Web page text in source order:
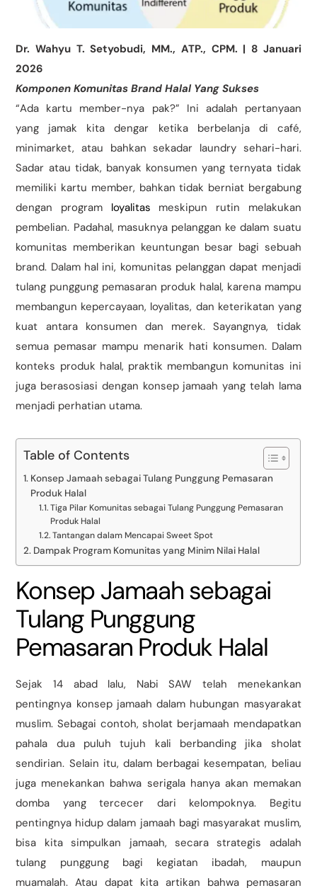
Dr. Wahyu T. Setyobudi, MM., ATP., CPM. | 8 Januari
2026
Komponen Komunitas Brand Halal Yang Sukses
“Ada kartu member-nya pak?” Ini adalah pertanyaan
yang jamak kita dengar ketika berbelanja di café,
minimarket, atau bahkan sekadar laundry sehari-hari.
Sadar atau tidak, banyak konsumen yang ternyata tidak
memiliki kartu member, bahkan tidak berniat bergabung
dengan program loyalitas meskipun rutin melakukan
pembelian. Padahal, masuknya pelanggan ke dalam suatu
komunitas memberikan keuntungan besar bagi sebuah
brand. Dalam hal ini, komunitas pelanggan dapat menjadi
tulang punggung pemasaran produk halal, karena mampu
membangun kepercayaan, loyalitas, dan keterikatan yang
kuat antara konsumen dan merek. Sayangnya, tidak
semua pemasar mampu menarik hati konsumen. Dalam
konteks produk halal, praktik membangun komunitas ini
juga berasosiasi dengan konsep jamaah yang telah lama
menjadi perhatian utama.
Table of Contents
Konsep Jamaah sebagai Tulang Punggung Pemasaran
Produk Halal
Tiga Pilar Komunitas sebagai Tulang Punggung Pemasaran
Produk Halal
Tantangan dalam Mencapai Sweet Spot
Dampak Program Komunitas yang Minim Nilai Halal
Konsep Jamaah sebagai
Tulang Punggung
Pemasaran Produk Halal
Sejak 14 abad lalu, Nabi SAW telah menekankan
pentingnya konsep jamaah dalam hubungan masyarakat
muslim. Sebagai contoh, sholat berjamaah mendapatkan
pahala dua puluh tujuh kali berbanding jika sholat
sendirian. Selain itu, dalam berbagai kesempatan, beliau
juga menekankan bahwa serigala hanya akan memakan
domba yang tercecer dari kelompoknya. Begitu
pentingnya hidup dalam jamaah bagi masyarakat muslim,
bisa kita simpulkan jamaah, secara strategis adalah
tulang punggung bagi kegiatan ibadah, maupun
muamalah. Atau dapat kita artikan bahwa pemasaran